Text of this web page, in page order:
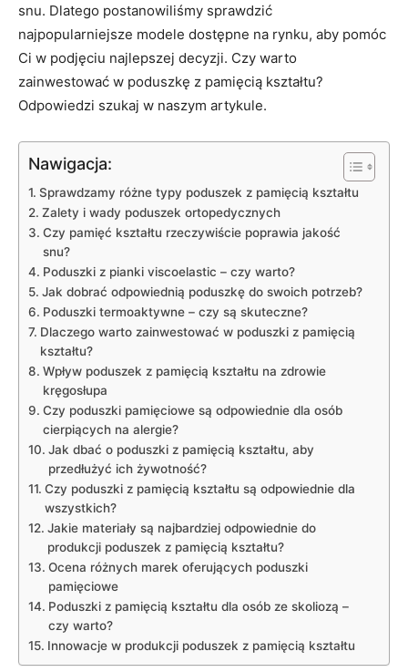
snu. Dlatego postanowiliśmy sprawdzić
najpopularniejsze modele dostępne na rynku, aby pomóc
Ci w podjęciu najlepszej ​decyzji.​ Czy warto
⁣zainwestować w poduszkę z pamięcią kształtu?
Odpowiedzi szukaj​ w ‌naszym artykule.
Nawigacja:
Sprawdzamy różne typy poduszek z pamięcią kształtu
Zalety i wady poduszek ortopedycznych
Czy pamięć kształtu rzeczywiście poprawia jakość
snu?
Poduszki z pianki viscoelastic⁣ – czy ⁤warto?
Jak dobrać odpowiednią poduszkę do swoich potrzeb?
Poduszki termoaktywne – czy są skuteczne?
Dlaczego warto zainwestować w poduszki ⁢z pamięcią
kształtu?
Wpływ poduszek z pamięcią kształtu na zdrowie⁤
kręgosłupa
Czy poduszki pamięciowe ⁤są odpowiednie dla osób
cierpiących na alergie?
Jak‍ dbać o poduszki z pamięcią kształtu, aby
przedłużyć ich żywotność?
Czy poduszki z pamięcią kształtu są odpowiednie dla
‍wszystkich?
Jakie materiały są najbardziej odpowiednie do
produkcji poduszek z ⁤pamięcią kształtu?
Ocena różnych marek oferujących poduszki
pamięciowe
Poduszki z pamięcią kształtu dla osób ze skoliozą –
czy ​warto?
Innowacje w produkcji poduszek z pamięcią kształtu